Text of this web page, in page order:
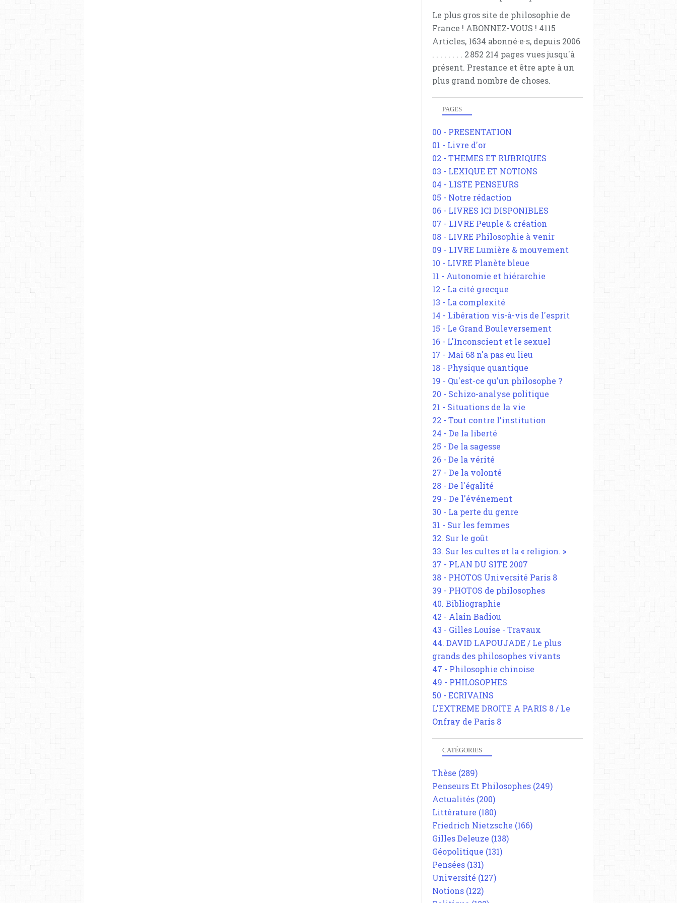
Le plus gros site de philosophie de
France ! ABONNEZ-VOUS ! 4115
Articles, 1634 abonné·e·s, depuis 2006
. . . . . . . . 2 852 214 pages vues jusqu'à
présent. Prestance et être apte à un
plus grand nombre de choses.
PAGES
00 - PRESENTATION
01 - Livre d'or
02 - THEMES ET RUBRIQUES
03 - LEXIQUE ET NOTIONS
04 - LISTE PENSEURS
05 - Notre rédaction
06 - LIVRES ICI DISPONIBLES
07 - LIVRE Peuple & création
08 - LIVRE Philosophie à venir
09 - LIVRE Lumière & mouvement
10 - LIVRE Planète bleue
11 - Autonomie et hiérarchie
12 - La cité grecque
13 - La complexité
14 - Libération vis-à-vis de l'esprit
15 - Le Grand Bouleversement
16 - L'Inconscient et le sexuel
17 - Mai 68 n'a pas eu lieu
18 - Physique quantique
19 - Qu'est-ce qu'un philosophe ?
20 - Schizo-analyse politique
21 - Situations de la vie
22 - Tout contre l'institution
24 - De la liberté
25 - De la sagesse
26 - De la vérité
27 - De la volonté
28 - De l'égalité
29 - De l'événement
30 - La perte du genre
31 - Sur les femmes
32. Sur le goût
33. Sur les cultes et la « religion. »
37 - PLAN DU SITE 2007
38 - PHOTOS Université Paris 8
39 - PHOTOS de philosophes
40. Bibliographie
42 - Alain Badiou
43 - Gilles Louise - Travaux
44. DAVID LAPOUJADE / Le plus
grands des philosophes vivants
47 - Philosophie chinoise
49 - PHILOSOPHES
50 - ECRIVAINS
L'EXTREME DROITE A PARIS 8 / Le
Onfray de Paris 8
CATÉGORIES
Thèse (289)
Penseurs Et Philosophes (249)
Actualités (200)
Littérature (180)
Friedrich Nietzsche (166)
Gilles Deleuze (138)
Géopolitique (131)
Pensées (131)
Université (127)
Notions (122)